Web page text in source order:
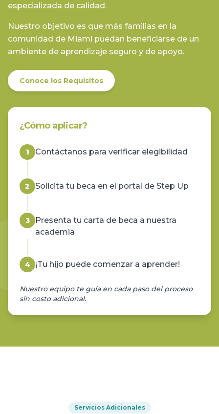
especializada de calidad.
Nuestro objetivo es que más familias en la
comunidad de Miami puedan beneficiarse de un
ambiente de aprendizaje seguro y de apoyo.
Conoce los Requisitos
¿Cómo aplicar?
1 Contáctanos para verificar elegibilidad
2 Solicita tu beca en el portal de Step Up
3
Presenta tu carta de beca a nuestra
academia
4 ¡Tu hijo puede comenzar a aprender!
Nuestro equipo te guía en cada paso del proceso
sin costo adicional.
Servicios Adicionales